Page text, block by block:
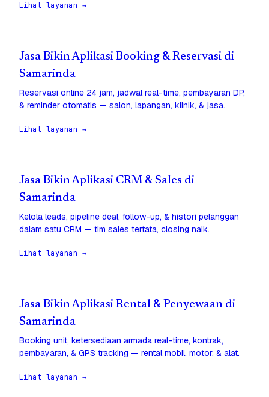
Lihat layanan →
Jasa Bikin Aplikasi Booking & Reservasi di
Samarinda
Reservasi online 24 jam, jadwal real-time, pembayaran DP,
& reminder otomatis — salon, lapangan, klinik, & jasa.
Lihat layanan →
Jasa Bikin Aplikasi CRM & Sales di
Samarinda
Kelola leads, pipeline deal, follow-up, & histori pelanggan
dalam satu CRM — tim sales tertata, closing naik.
Lihat layanan →
Jasa Bikin Aplikasi Rental & Penyewaan di
Samarinda
Booking unit, ketersediaan armada real-time, kontrak,
pembayaran, & GPS tracking — rental mobil, motor, & alat.
Lihat layanan →